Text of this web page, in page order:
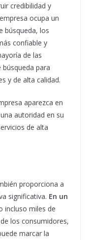
credibilidad y
ocupa un
búsqueda, los
confiable y
de las
para
y de alta calidad.
aparezca en
autoridad en su
de alta
proporciona a
significativa. En un
incluso miles de
los consumidores,
marcar la